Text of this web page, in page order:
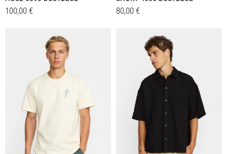
100,00 €
Produkt
mehrere
Varianten
auf.
Die
Optionen
können
auf
der
80,00 €
Produkt
weist
mehrere
Varianten
auf.
Optionen
können
auf
der